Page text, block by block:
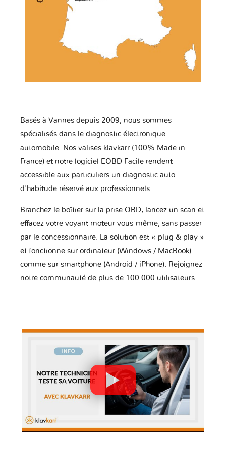
Basés à Vannes depuis 2009, nous sommes
spécialisés dans le diagnostic électronique
automobile. Nos valises klavkarr (100% Made in
France) et notre logiciel EOBD Facile rendent
accessible aux particuliers un diagnostic auto
d'habitude réservé aux professionnels.
Branchez le boîtier sur la prise OBD, lancez un scan et
effacez votre voyant moteur vous-même, sans passer
par le concessionnaire. La solution est « plug & play »
et fonctionne sur ordinateur (Windows / MacBook)
comme sur smartphone (Android / iPhone). Rejoignez
notre communauté de plus de 100 000 utilisateurs.